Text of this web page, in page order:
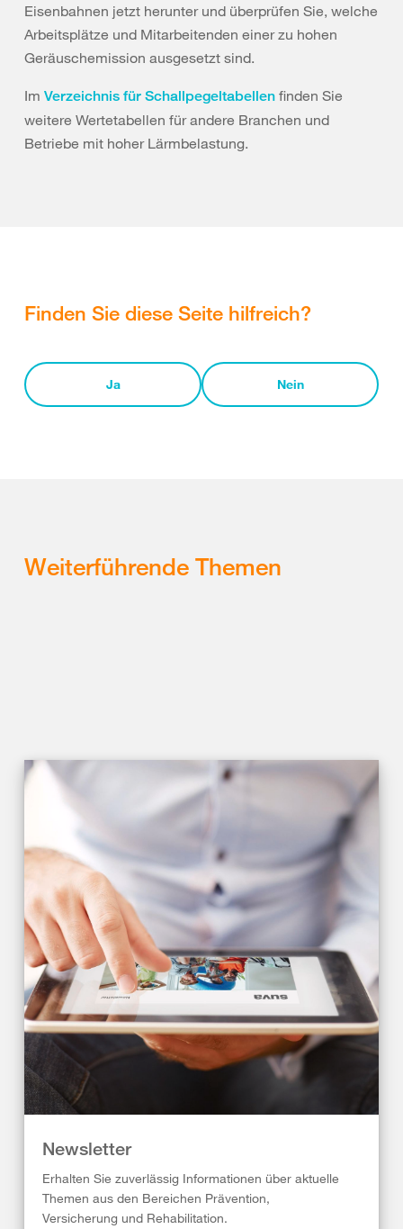
Eisenbahnen jetzt herunter und überprüfen Sie, welche
Arbeitsplätze und Mitarbeitenden einer zu hohen
Geräuschemission ausgesetzt sind.
Im Verzeichnis für Schallpegeltabellen finden Sie
weitere Wertetabellen für andere Branchen und
Betriebe mit hoher Lärmbelastung.
Finden Sie diese Seite hilfreich?
Ja Nein
Weiterführende Themen
Newsletter
Erhalten Sie zuverlässig Informationen über aktuelle
Themen aus den Bereichen Prävention,
Versicherung und Rehabilitation.